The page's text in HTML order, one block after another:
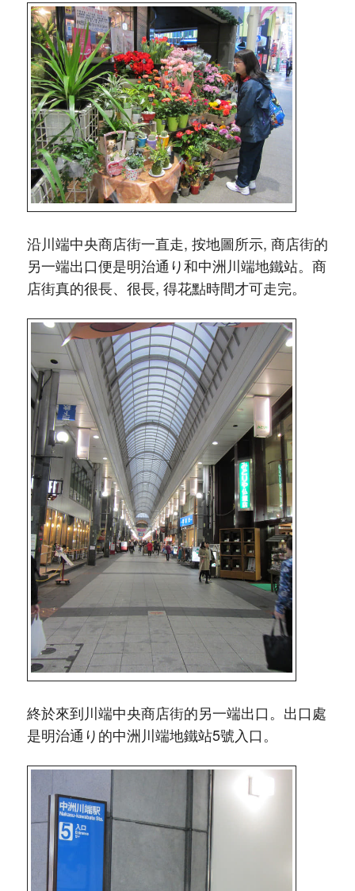
沿川端中央商店街一直走, 按地圖所示, 商店街的
另一端出口便是明治通り和中洲川端地鐵站。商
店街真的很長、很長, 得花點時間才可走完。
終於來到川端中央商店街的另一端出口。出口處
是明治通り的中洲川端地鐵站5號入口。